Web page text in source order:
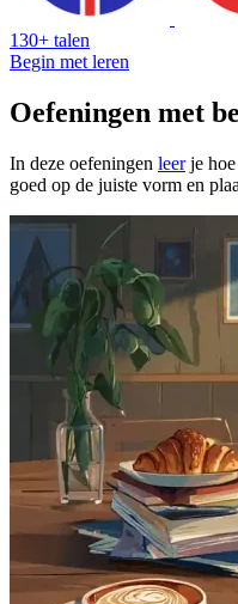
130+ talen
Begin met leren
Oefeningen met
In deze oefeningen leerje hoe
goed op de juiste vorm en